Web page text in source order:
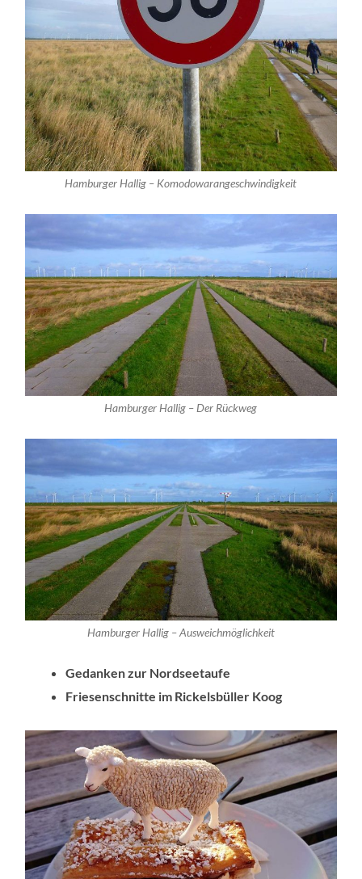
Hamburger Hallig – Komodowarangeschwindigkeit
Hamburger Hallig – Der Rückweg
Hamburger Hallig – Ausweichmöglichkeit
Gedanken zur Nordseetaufe
Friesenschnitte im Rickelsbüller Koog